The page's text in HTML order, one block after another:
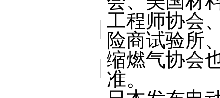
工程师协会
险商试验所
缩燃气协会
准。